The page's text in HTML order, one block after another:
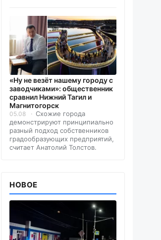
«Ну не везёт нашему городу с
заводчиками»: общественник
сравнил Нижний Тагил и
Магнитогорск
05.08
Схожие города
демонстрируют принципиально
разный подход собственников
градообразующих предприятий,
считает Анатолий Толстов.
НОВОЕ